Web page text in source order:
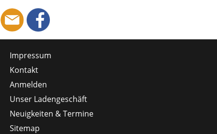
Impressum
Kontakt
Anmelden
Unser Ladengeschäft
Neuigkeiten & Termine
Sitemap